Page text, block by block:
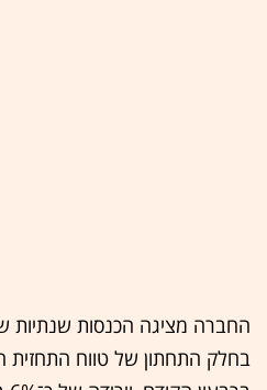
בחלק התחתון של טווח